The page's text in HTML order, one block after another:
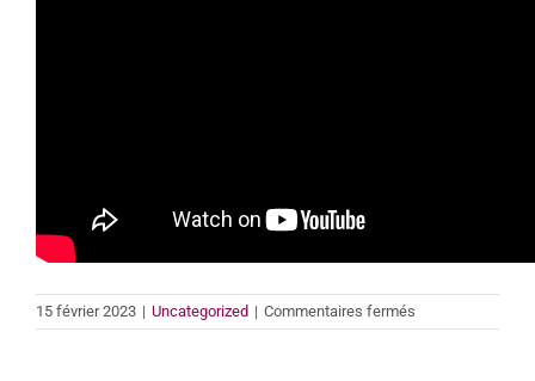
15 février 2023 | Uncategorized | Commentaires fermés
Spéciale